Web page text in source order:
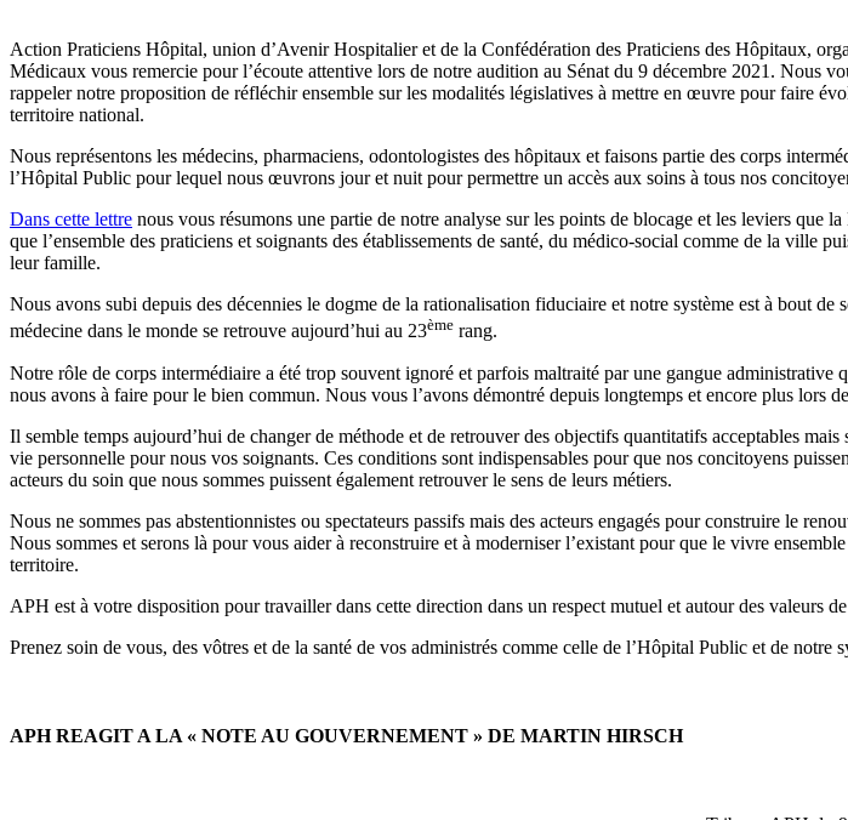
Action Praticiens Hôpital, union d’Avenir Hospitalier et de la Confédération des Praticiens des Hôpitaux,
Médicaux vous remercie pour l’écoute attentive lors de notre audition au Sénat du 9 décembre 2021. Nous
rappeler notre proposition de réfléchir ensemble sur les modalités législatives à mettre en œuvre pour faire
territoire national.
Nous représentons les médecins, pharmaciens, odontologistes des hôpitaux et faisons partie des corps
l’Hôpital Public pour lequel nous œuvrons jour et nuit pour permettre un accès aux soins à tous nos
Dans cette lettre nous vous résumons une partie de notre analyse sur les points de blocage et les leviers
que l’ensemble des praticiens et soignants des établissements de santé, du médico-social comme de la ville
leur famille.
Nous avons subi depuis des décennies le dogme de la rationalisation fiduciaire et notre système est à bout
médecine dans le monde se retrouve aujourd’hui au 23ème rang.
Notre rôle de corps intermédiaire a été trop souvent ignoré et parfois maltraité par une gangue
nous avons à faire pour le bien commun. Nous vous l’avons démontré depuis longtemps et encore plus
Il semble temps aujourd’hui de changer de méthode et de retrouver des objectifs quantitatifs acceptables
vie personnelle pour nous vos soignants. Ces conditions sont indispensables pour que nos concitoyens
acteurs du soin que nous sommes puissent également retrouver le sens de leurs métiers.
Nous ne sommes pas abstentionnistes ou spectateurs passifs mais des acteurs engagés pour construire le
Nous sommes et serons là pour vous aider à reconstruire et à moderniser l’existant pour que le vivre
territoire.
APH est à votre disposition pour travailler dans cette direction dans un respect mutuel et autour des valeurs
Prenez soin de vous, des vôtres et de la santé de vos administrés comme celle de l’Hôpital Public et de notre
APH REAGIT A LA « NOTE AU GOUVERNEMENT » DE MARTIN HIRSCH